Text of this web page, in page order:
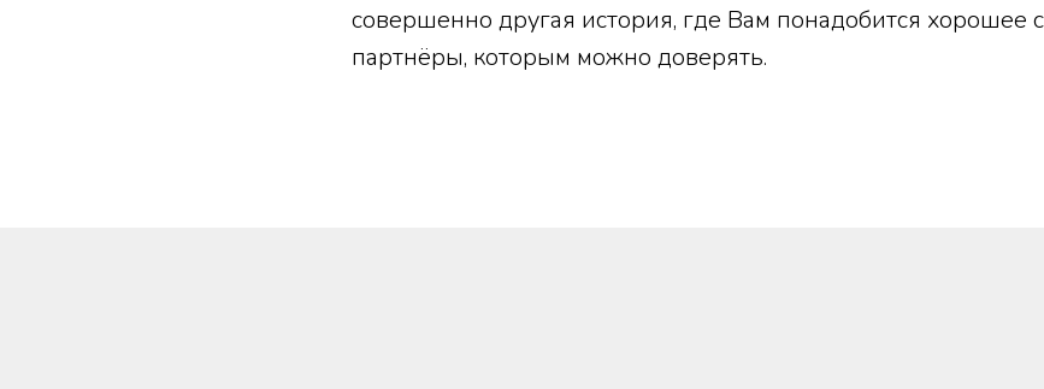
совершенно другая история, где Вам понадобится хорошее
партнёры, которым можно доверять.